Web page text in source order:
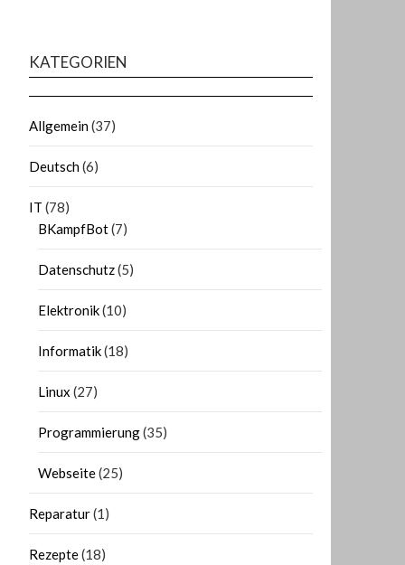
KATEGORIEN
Allgemein(37)
Deutsch(6)
IT (78)
BKampfBot(7)
Datenschutz(5)
Elektronik(10)
Informatik(18)
Linux (27)
Programmierung(35)
Webseite(25)
Reparatur(1)
Rezepte(18)